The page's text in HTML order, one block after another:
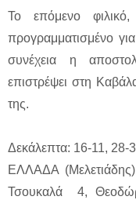
Το επόμενο
προγραμματισμένο
συνέχεια η
επιστρέψει στη
της.
Δεκάλεπτα: 16-11, 28-
ΕΛΛΑΔΑ
Τσουκαλά 4,